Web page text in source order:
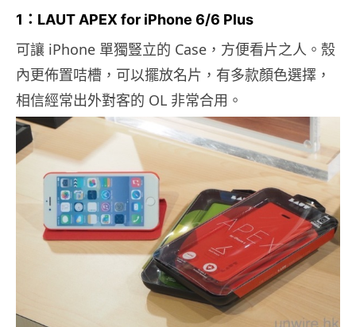
1：LAUT APEX for iPhone 6/6 Plus
可讓 iPhone 單獨豎立的 Case，方便看片之人。殼
內更佈置咭槽，可以擺放名片，有多款顏色選擇，
相信經常出外對客的 OL 非常合用。